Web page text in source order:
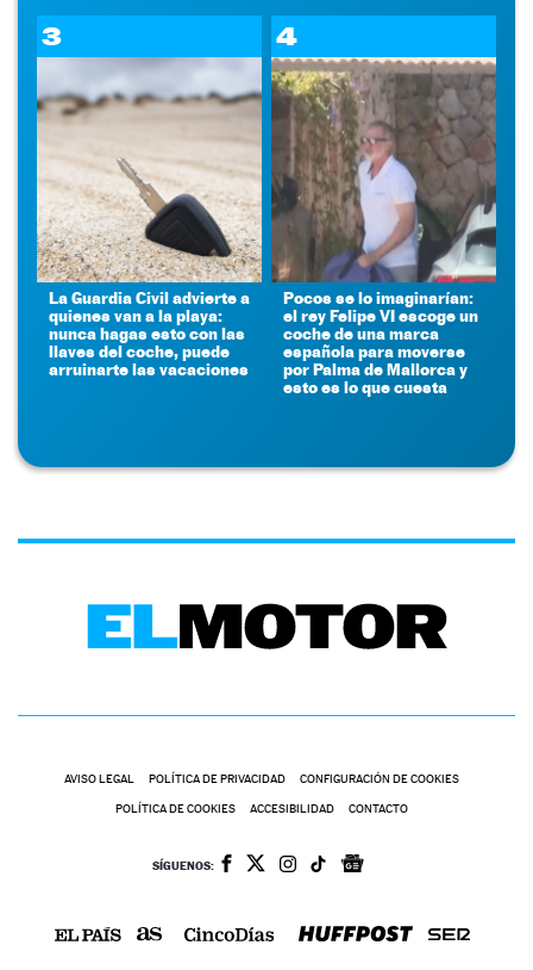
3
La Guardia Civil advierte a
quienes van a la playa:
nunca hagas esto con las
llaves del coche, puede
arruinarte las vacaciones
4
Pocos se lo imaginarían:
el rey Felipe VI escoge un
coche de una marca
española para moverse
por Palma de Mallorca y
esto es lo que cuesta
AVISO LEGAL POLÍTICA DE PRIVACIDAD CONFIGURACIÓN DE COOKIES
POLÍTICA DE COOKIES ACCESIBILIDAD CONTACTO
SÍGUENOS: